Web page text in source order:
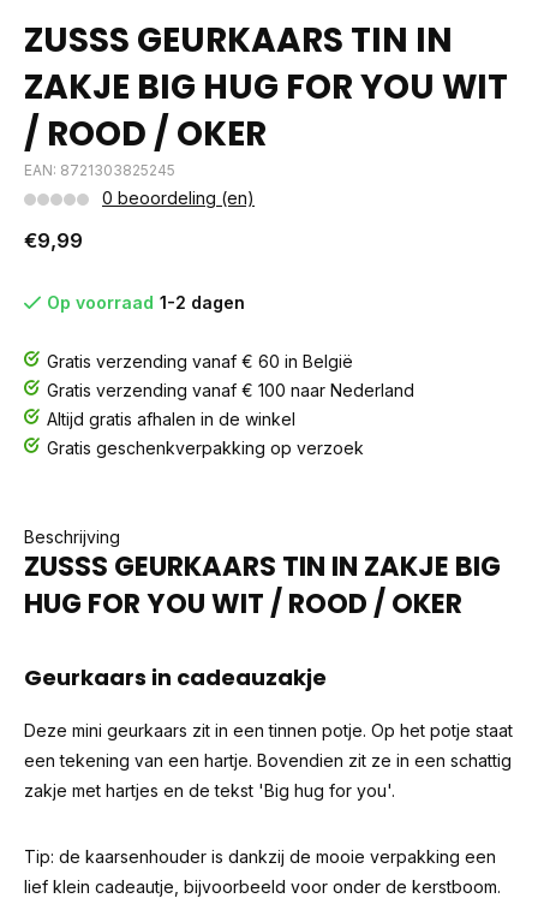
ZUSSS GEURKAARS TIN IN
ZAKJE BIG HUG FOR YOU WIT
/ ROOD / OKER
EAN: 8721303825245
0 beoordeling (en)
€9,99
Op voorraad 1-2 dagen
Gratis verzending vanaf € 60 in België
Gratis verzending vanaf € 100 naar Nederland
Altijd gratis afhalen in de winkel
Gratis geschenkverpakking op verzoek
Beschrijving
ZUSSS GEURKAARS TIN IN ZAKJE BIG
HUG FOR YOU WIT / ROOD / OKER
Geurkaars in cadeauzakje
Deze mini geurkaars zit in een tinnen potje. Op het potje staat
een tekening van een hartje. Bovendien zit ze in een schattig
zakje met hartjes en de tekst 'Big hug for you'.
Tip: de kaarsenhouder is dankzij de mooie verpakking een
lief klein cadeautje, bijvoorbeeld voor onder de kerstboom.